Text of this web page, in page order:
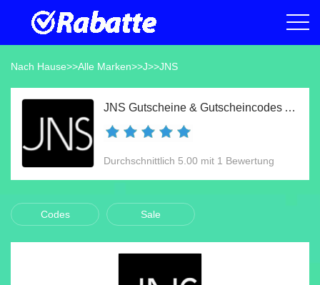
Nach Hause>>Alle Marken>>J>>JNS
JNS Gutscheine & Gutscheincodes Aug 2026
Durchschnittlich 5.00 mit 1 Bewertung
Codes Sale